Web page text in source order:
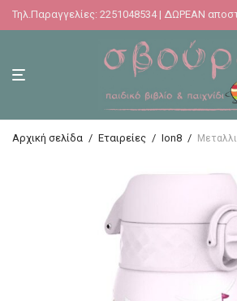
Τηλ.Παραγγελίες: 2251048534 | ΔΩΡΕΑΝ
Αρχική σελίδα / Εταιρείες / Ion8 / Μεταλλικό